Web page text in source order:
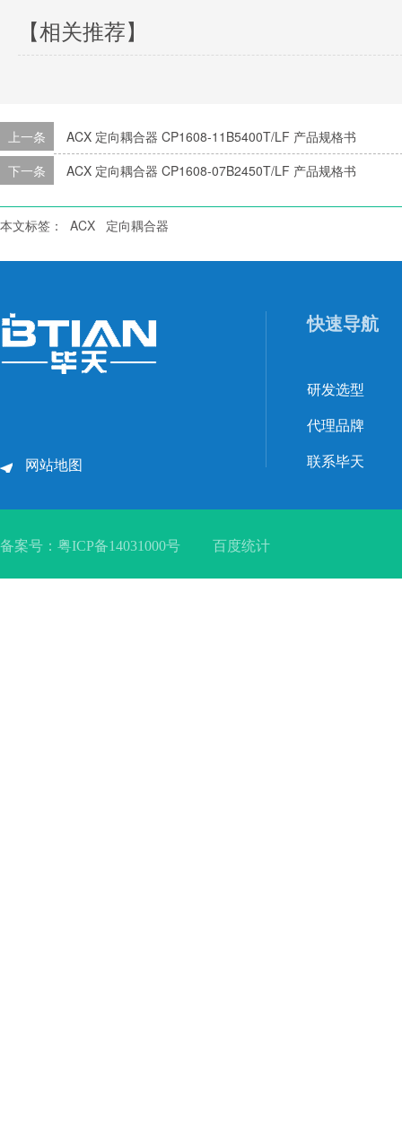
【相关推荐】
上一条
ACX 定向耦合器 CP1608-11B5400T/LF 产品规格书
下一条
ACX 定向耦合器 CP1608-07B2450T/LF 产品规格书
本文标签： ACX 定向耦合器
网站地图
快速导航
研发选型
代理品牌
联系毕天
备案号： 粤ICP备14031000号 百度统计